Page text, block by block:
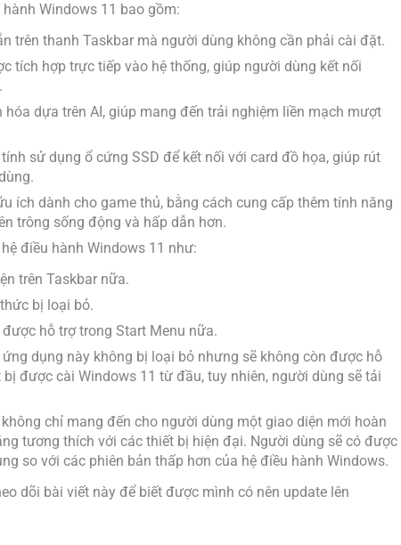
Windows 11 bao gồm:
trên thanh Taskbar mà người dùng không cần phải cài đặt.
tích hợp trực tiếp vào hệ thống, giúp người dùng kết nối
dựa trên AI, giúp mang đến trải nghiệm liền mạch mượt
sử dụng ổ cứng SSD để kết nối với card đồ họa, giúp rút
ích dành cho game thủ, bằng cách cung cấp thêm tính năng
trông sống động và hấp dẫn hơn.
điều hành Windows 11 như:
trên Taskbar nữa.
bị loại bỏ.
hỗ trợ trong Start Menu nữa.
ứng dụng này không bị loại bỏ nhưng sẽ không còn được hỗ
được cài Windows 11 từ đầu, tuy nhiên, người dùng sẽ tải
chỉ mang đến cho người dùng một giao diện mới hoàn
tương thích với các thiết bị hiện đại. Người dùng sẽ có được
so với các phiên bản thấp hơn của hệ điều hành Windows.
dõi bài viết này để biết được mình có nên update lên